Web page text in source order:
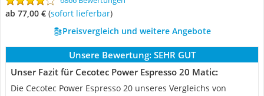
ab 77,00 € ( Sofort lieferbar)
Preisvergleich und weitere Angebote
Unsere Bewertung: SEHR GUT
Unser Fazit für Cecotec Power Espresso 20 Matic:
Die Cecotec Power Espresso 20 unseres Vergleichs von